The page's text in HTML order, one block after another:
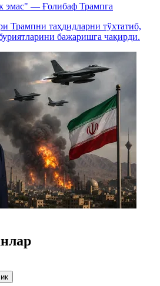
эмас" — Ғолибаф Трампга
Трампни таҳдидларни тўхтатиб,
бажаришга чақирди.